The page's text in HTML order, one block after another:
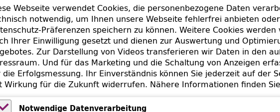
zurückgegebenen Bände stammen aus einem Depot des
in der Eisenacher Str. 11-13 in Berlin-Schöneberg. Das RSHA hatte
Europa zusammengetragen. Teile dieser Bücher wurden nach
"Bergungsstelle für wissenschaftliche Bibliotheken" des
Bibliotheken in Berlin verteilt.
bedankt sich herzlich bei Bettina Farack und Dr. Michael
bei dieser Rückgabe.
Webseite verwendet Cookies, die personenbezogene Daten
notwendig, um Ihnen unsere Webseite fehlerfrei anbieten
Präferenzen speichern zu können. Weitere Cookies
Ihrer Einwilligung gesetzt und dienen zur Auswertung und
Zur Darstellung von Videos transferieren wir Daten in den
Und für das Marketing und die Schaltung von Anzeigen
Erfolgsmessung. Ihr Einverständnis können Sie jederzeit auf der
Wirkung für die Zukunft widerrufen. Nähere Informationen finden Sie
Notwendige Datenverarbeitung